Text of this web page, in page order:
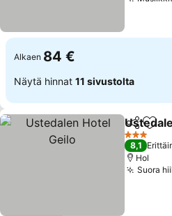
Alkaen 84 €
Näytä hinnat 11 sivustolta
Jaa
3
8,1
Hol
Suora